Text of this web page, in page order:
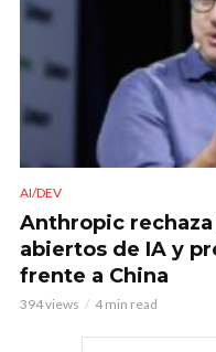
AI/DEV
Anthropic
abiertos de IA y
frente a China
394 views 4 min read